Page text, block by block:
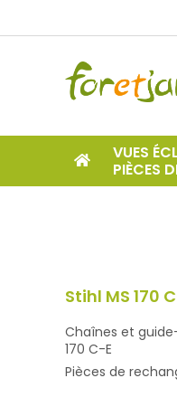
VUES
PIÈCES
Stihl MS 170
Chaînes et
170 C-E
Pièces de